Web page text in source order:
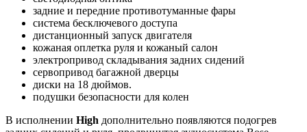
задние и передние противотуманные фары
система бесключевого доступа
дистанционный запуск двигателя
кожаная оплетка руля и кожаный салон
электропривод складывания задних сидений
сервопривод багажной дверцы
диски на 18 дюймов.
подушки безопасности для колен
В исполнении High дополнительно появляются подогрев